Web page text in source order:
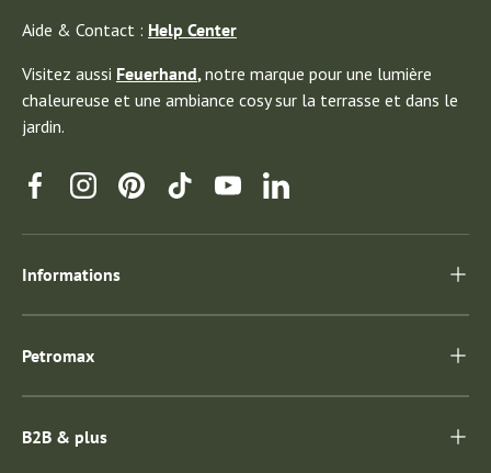
Aide & Contact : Help Center
Visitez aussi Feuerhand, notre marque pour une lumière
chaleureuse et une ambiance cosy sur la terrasse et dans le
jardin.
FacebookInstagramPinterestTikTokYouTubeLinkedin
Informations
Petromax
B2B & plus